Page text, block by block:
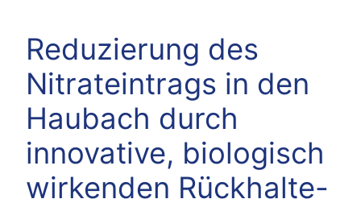
Reduzierung des
Nitrateintrags in den
Haubach durch
innovative, biologisch
wirkenden Rückhalte-